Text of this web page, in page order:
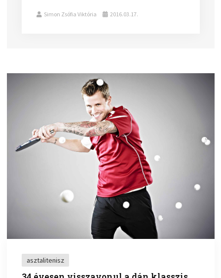
Simon Zsófia Viktória 2016.03.17.
asztalitenisz